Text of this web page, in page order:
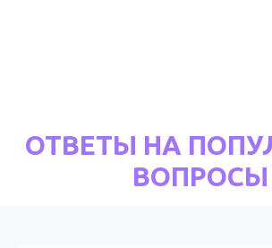
ОТВЕТЫ НА
ВОПРОСЫ